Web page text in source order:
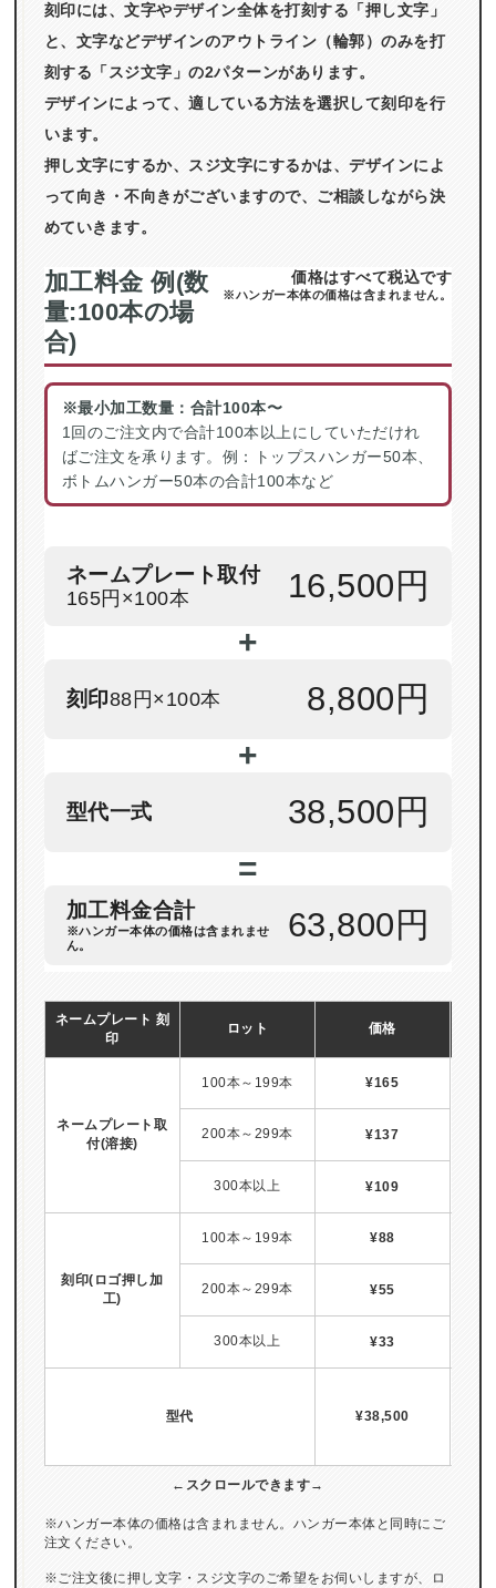
刻印には、文字やデザイン全体を打刻する「押し文字」
と、文字などデザインのアウトライン（輪郭）のみを打
刻する「スジ文字」の2パターンがあります。
デザインによって、適している方法を選択して刻印を行
います。
押し文字にするか、スジ文字にするかは、デザインによ
って向き・不向きがございますので、ご相談しながら決
めていきます。
加工料金 例(数
量:100本の場
合)
価格はすべて税込です
※ハンガー本体の価格は含まれません。
※最小加工数量：合計100本〜
1回のご注文内で合計100本以上にしていただけれ
ばご注文を承ります。例：トップスハンガー50本、
ボトムハンガー50本の合計100本など
ネームプレート取付
165円×100本 16,500円
+
刻印88円×100本 8,800円
+
型代一式 38,500円
=
加工料金合計
※ハンガー本体の価格は含まれませ
ん。
63,800円
ネームプレート 刻
印
ロット 価格
ネームプレート取
付(溶接)
100本～199本 ¥165
200本～299本 ¥137
300本以上 ¥109
刻印(ロゴ押し加
工)
100本～199本 ¥88
200本～299本 ¥55
300本以上 ¥33
型代 ¥38,500
※ハンガー本体の価格は含まれません。ハンガー本体と同時にご
注文ください。
※ご注文後に押し文字・スジ文字のご希望をお伺いしますが、ロ